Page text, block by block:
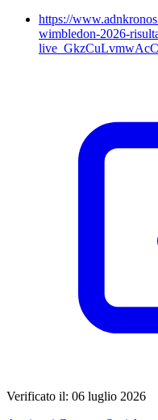
https://
wimbledon-2026-
Verificato il: 06 luglio 2026